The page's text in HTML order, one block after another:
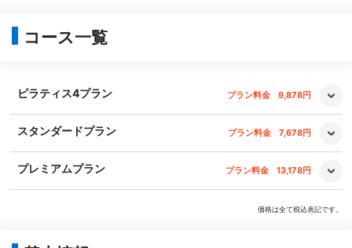
コース一覧
ピラティス4プラン プラン料金 9,878円
スタンダードプラン プラン料金 7,678円
プレミアムプラン プラン料金 13,178円
価格は全て税込表記です。